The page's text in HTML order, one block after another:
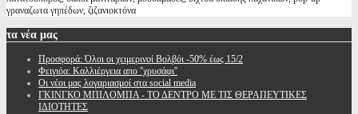
γραναζωτα γηπέδων, ζιζανιοκτόνα
τα νέα μας
Προσφορά: Όλοι οι χειμερινοί Βολβόι -50% έως 15/2
Φειγιόα: Καλλιέργεια απο ''χρυσάφι''
Oι νέοι μας λογαριασμοί στα social media
ΓΚΙΝΓΚΟ ΜΠΙΛΟΜΠΑ - ΤΟ ΔΕΝΤΡΟ ΜΕ ΤΙΣ ΘΕΡΑΠΕΥΤΙΚΕΣ
ΙΔΙΟΤΗΤΕΣ